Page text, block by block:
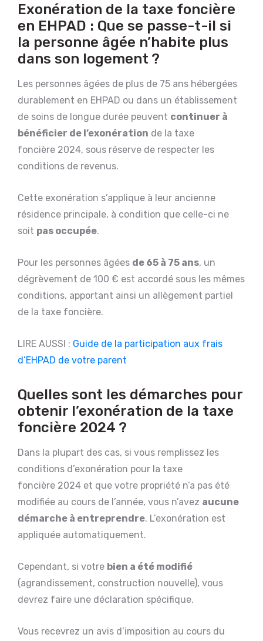
Exonération de la taxe foncière
en EHPAD : Que se passe-t-il si
la personne âgée n’habite plus
dans son logement ?
Les personnes âgées de plus de 75 ans hébergées
durablement en EHPAD ou dans un établissement
de soins de longue durée peuvent continuer à
bénéficier de l’exonération de la taxe
foncière 2024, sous réserve de respecter les
conditions de revenus.
Cette exonération s’applique à leur ancienne
résidence principale, à condition que celle-ci ne
soit pas occupée.
Pour les personnes âgées de 65 à 75 ans, un
dégrèvement de 100 € est accordé sous les mêmes
conditions, apportant ainsi un allègement partiel
de la taxe foncière.
LIRE AUSSI : Guide de la participation aux frais
d’EHPAD de votre parent
Quelles sont les démarches pour
obtenir l’exonération de la taxe
foncière 2024 ?
Dans la plupart des cas, si vous remplissez les
conditions d’exonération pour la taxe
foncière 2024 et que votre propriété n’a pas été
modifiée au cours de l’année, vous n’avez aucune
démarche à entreprendre. L’exonération est
appliquée automatiquement.
Cependant, si votre bien a été modifié
(agrandissement, construction nouvelle), vous
devrez faire une déclaration spécifique.
Vous recevrez un avis d’imposition au cours du